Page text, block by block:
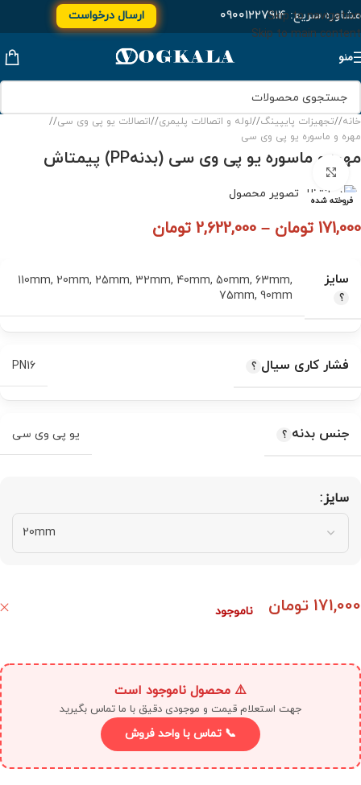
Skip to navigation
Skip to main content
مشاوره سریع:۰۹۰۰۱۲۲۷۹۱۴ ارسال درخواست
منو
خانه/ تجهیزات پایپینگ/ لوله و اتصالات پلیمری/ اتصالات یو پی وی سی/
مهره و ماسوره یو پی وی سی
مهره و ماسوره یو پی وی سی (بدنهPP) پیمتاش
فروخته شده
برای بزرگنمایی کلیک کنید
171,000 تومان –
2,622,000 تومان
سایز 110mm, 20mm, 25mm, 32mm, 40mm,50mm,63mm,
75mm,90mm
فشار کاری سیال PN16
جنس بدنه یو پی وی سی
سایز
171,000 تومان ناموجود
⚠️ محصول ناموجود است
جهت استعلام قیمت و موجودی دقیق با ما تماس بگیرید
📞 تماس با واحد فروش